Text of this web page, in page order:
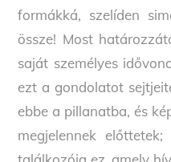
formákká, szelíden
össze! Most
saját személyes
ezt a gondolatot
ebbe a pillanatba, és
megjelennek